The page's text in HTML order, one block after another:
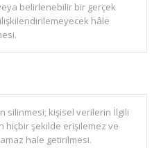
belirlenebilir bir gerçek
hâle
silinmesi; kişisel verilerin İlgili
hiçbir şekilde erişilemez ve
hale getirilmesi.